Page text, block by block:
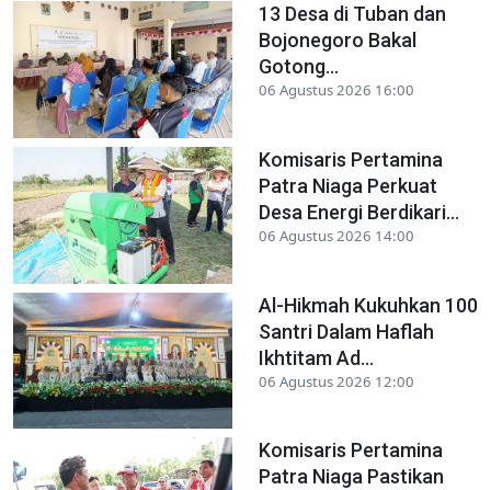
13 Desa di Tuban dan
Bojonegoro Bakal
Gotong...
06 Agustus 2026 16:00
Komisaris Pertamina
Patra Niaga Perkuat
Desa Energi Berdikari...
06 Agustus 2026 14:00
Al-Hikmah Kukuhkan 100
Santri Dalam Haflah
Ikhtitam Ad...
06 Agustus 2026 12:00
Komisaris Pertamina
Patra Niaga Pastikan